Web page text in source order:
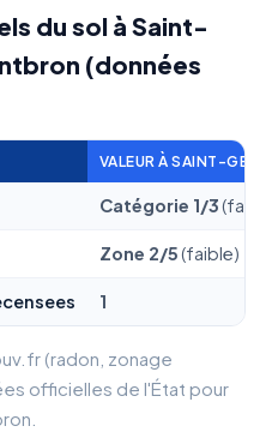
du sol à Saint-
(données
VALEUR À SAINT-
Catégorie 1/3
Zone 2/5(faible)
1
(radon, zonage
officielles de l'État pour